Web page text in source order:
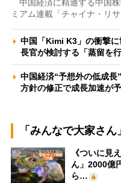
中国経済に精通する中国
ミアム連載「チャイナ・リ
中国「Kimi K3」の衝撃
長官が検討する「蒸留を
中国経済“予想外の低成
方針の修正で成長加速が
「みんなで大家さ
《ついに見
ん」2000億
ら…